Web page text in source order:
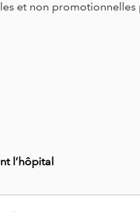
et non
l’hôpital